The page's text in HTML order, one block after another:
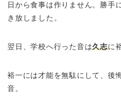
日から食事は作りません。勝手
き放しました。
翌日、学校へ行った音は久志に
裕一には才能を無駄にして、後
音。